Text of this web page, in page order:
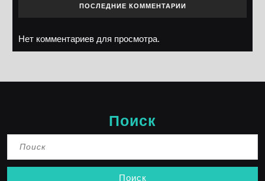
ПОСЛЕДНИЕ КОММЕНТАРИИ
Нет комментариев для просмотра.
Поиск